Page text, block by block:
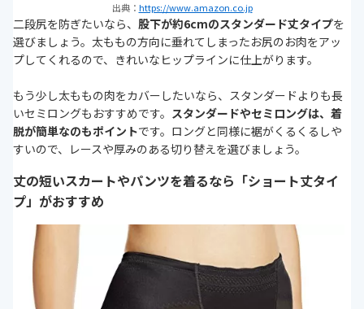
出典： https://www.amazon.co.jp
二段尻を防ぎたいなら、 股下が約6cmのスタンダード丈タイプを
選びましょう。太ももの方向に垂れてしまったお尻のお肉をアッ
プしてくれるので、きれいなヒップラインに仕上がります。
もう少し太ももの肉をカバーしたいなら、スタンダードよりも長
いセミロングもおすすめです。 スタンダードやセミロングは、着
脱が簡単なのもポイントです。ロングと同様に裾がくるくるしや
すいので、レースや厚みのある切り替えを選びましょう。
丈の短いスカートやパンツを着るなら「ショート丈タイ
プ」がおすすめ